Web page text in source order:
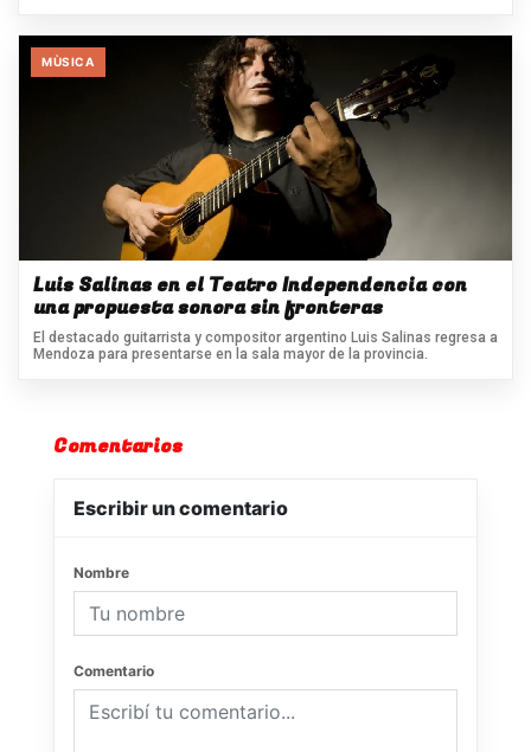
MÙSICA
Luis Salinas en el Teatro Independencia con
una propuesta sonora sin fronteras
El destacado guitarrista y compositor argentino Luis Salinas regresa a
Mendoza para presentarse en la sala mayor de la provincia.
Comentarios
Escribir un comentario
Nombre
Comentario